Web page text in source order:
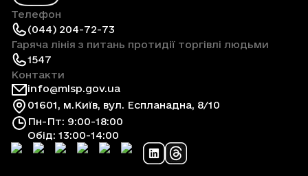
Телефон
(044) 204-72-73
Гаряча лінія з питань протидії торгівлі людьми
1547
Контакти
info@mlsp.gov.ua
01601, м.Київ, вул. Еспланадна, 8/10
Пн-Пт: 9:00-18:00
Обід: 13:00-14:00